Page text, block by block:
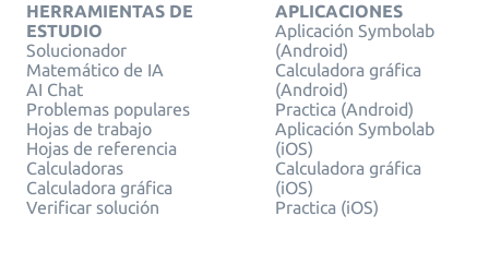
HERRAMIENTAS DE
ESTUDIO
Solucionador
Matemático de IA
AI Chat
Problemas populares
Hojas de trabajo
Hojas de referencia
Calculadoras
Calculadora gráfica
Verificar solución
APLICACIONES
Aplicación Symbolab
(Android)
Calculadora gráfica
(Android)
Practica (Android)
Aplicación Symbolab
(iOS)
Calculadora gráfica
(iOS)
Practica (iOS)